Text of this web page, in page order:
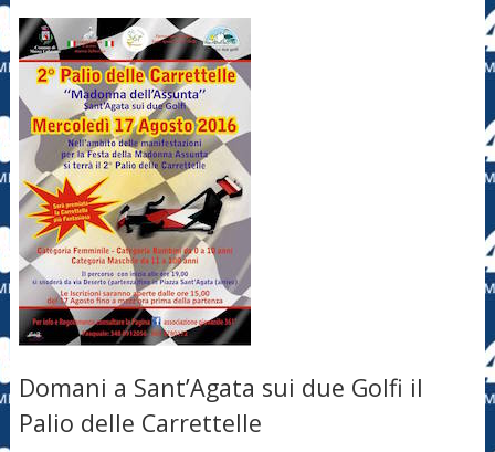
Domani a Sant’Agata sui due Golfi il
Palio delle Carrettelle